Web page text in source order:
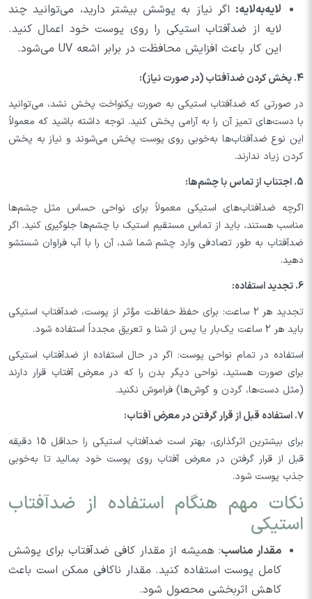
لایه‌به‌لایه: اگر نیاز به پوشش بیشتر دارید، می‌توانید چند
لایه از ضدآفتاب استیکی را روی پوست خود اعمال کنید.
این کار باعث افزایش محافظت در برابر اشعه UV می‌شود.
4. پخش کردن ضدآفتاب (در صورت نیاز):
در صورتی که ضدآفتاب استیکی به صورت یکنواخت پخش نشد، می‌توانید
با دست‌های تمیز آن را به آرامی پخش کنید. توجه داشته باشید که معمولاً
این نوع ضدآفتاب‌ها به‌خوبی روی پوست پخش می‌شوند و نیاز به پخش
کردن زیاد ندارند.
5. اجتناب از تماس با چشم‌ها:
اگرچه ضدآفتاب‌های استیکی معمولاً برای نواحی حساس مثل چشم‌ها
مناسب هستند، باید از تماس مستقیم استیک با چشم‌ها جلوگیری کنید. اگر
ضدآفتاب به طور تصادفی وارد چشم شما شد، آن را با آب فراوان شستشو
دهید.
6. تجدید استفاده:
تجدید هر 2 ساعت: برای حفظ حفاظت مؤثر از پوست، ضدآفتاب استیکی
باید هر 2 ساعت یک‌بار یا پس از شنا و تعریق مجدداً استفاده شود.
استفاده در تمام نواحی پوست: اگر در حال استفاده از ضدآفتاب استیکی
برای صورت هستید، نواحی دیگر بدن را که در معرض آفتاب قرار دارند
(مثل دست‌ها، گردن و گوش‌ها) فراموش نکنید.
7. استفاده قبل از قرار گرفتن در معرض آفتاب:
برای بیشترین اثرگذاری، بهتر است ضدآفتاب استیکی را حداقل 15 دقیقه
قبل از قرار گرفتن در معرض آفتاب روی پوست خود بمالید تا به‌خوبی
جذب پوست شود.
نکات مهم هنگام استفاده از ضدآفتاب
استیکی
مقدار مناسب: همیشه از مقدار کافی ضدآفتاب برای پوشش
کامل پوست استفاده کنید. مقدار ناکافی ممکن است باعث
کاهش اثربخشی محصول شود.